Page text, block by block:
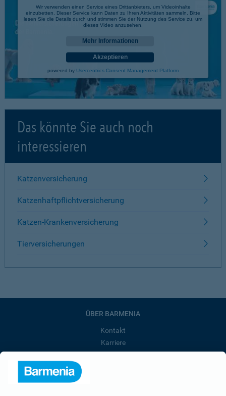
Wir verwenden einen Service eines Drittanbieters, um Videoinhalte
einzubetten. Dieser Service kann Daten zu Ihren Aktivitäten sammeln. Bitte
lesen Sie die Details durch und stimmen Sie der Nutzung des Service zu, um
dieses Video anzusehen.
Mehr Informationen
Akzeptieren
powered by Usercentrics Consent Management Platform
Das könnte Sie auch noch
interessieren
Katzenversicherung
Katzenhaftpflichtversicherung
Katzen-Krankenversicherung
Tierversicherungen
ÜBER BARMENIA
Kontakt
Karriere